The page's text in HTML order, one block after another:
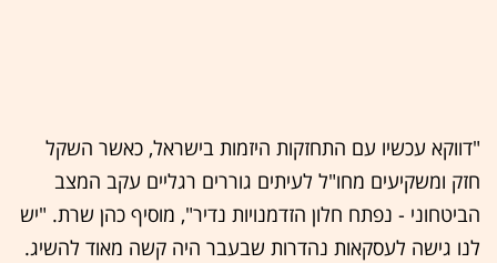
"דווקא עכשיו עם התחזקות היזמות בישראל, כאשר השקל
חזק ומשקיעים מחו"ל לעיתים גוררים רגליים עקב המצב
הביטחוני - נפתח חלון הזדמנויות נדיר", מוסיף כהן שרת. "יש
לנו גישה לעסקאות נהדרות שבעבר היה קשה מאוד להשיג.